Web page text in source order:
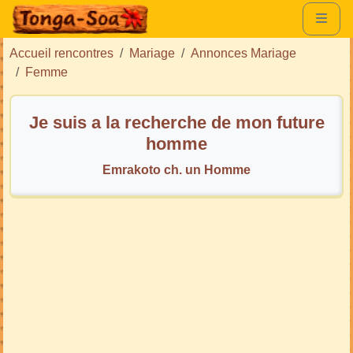
Accueil rencontres Mariage
Annonces Mariage
Femme
Je suis a la recherche de mon future
homme
Emrakoto ch. un Homme